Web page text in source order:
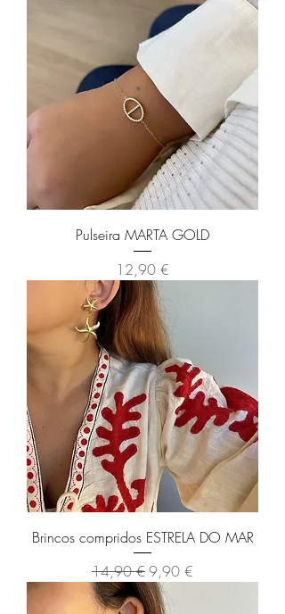
Pulseira MARTA GOLD
Preço
12,90 €
Brincos compridos ESTRELA DO MAR
Preço normal
14,90 €Preço promocional
9,90 €